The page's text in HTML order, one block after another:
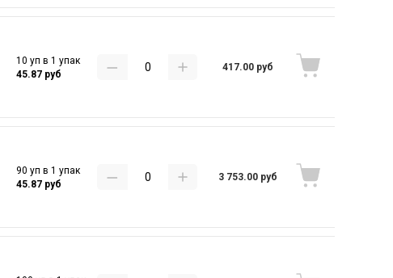
10 уп в 1 упак
45.87 руб
417.00 руб
90 уп в 1 упак
45.87 руб
3 753.00 руб